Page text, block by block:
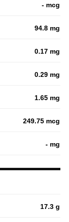
- mcg
94.8 mg
0.17 mg
0.29 mg
1.65 mg
249.75 mcg
- mg
17.3 g